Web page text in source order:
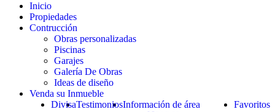
Inicio
Propiedades
Contrucción
Obras personalizadas
Piscinas
Garajes
Galería De Obras
Ideas de diseño
Venda su Inmueble
Favoritos
Información de área
Testimonios
Divisa